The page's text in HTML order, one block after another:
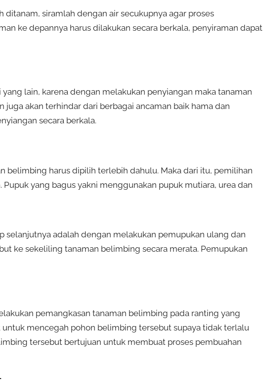
ditanam, siramlah dengan air secukupnya agar proses
ke depannya harus dilakukan secara berkala, penyiraman dapat
lain, karena dengan melakukan penyiangan maka tanaman
akan terhindar dari berbagai ancaman baik hama dan
secara berkala.
belimbing harus dipilih terlebih dahulu. Maka dari itu, pemilihan
yang bagus yakni menggunakan pupuk mutiara, urea dan
selanjutnya adalah dengan melakukan pemupukan ulang dan
ke sekeliling tanaman belimbing secara merata. Pemupukan
pemangkasan tanaman belimbing pada ranting yang
mencegah pohon belimbing tersebut supaya tidak terlalu
tersebut bertujuan untuk membuat proses pembuahan